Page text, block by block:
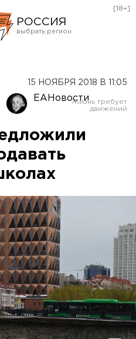
РОССИЯ
Оренбург
[18+]
15 НОЯБРЯ 2018 В 11:05
ЕАНовости